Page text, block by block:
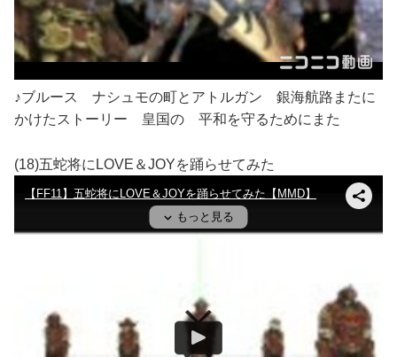
♪ブルース ナシュモの町とアトルガン 銀海航路またに
かけたストーリー 皇国の 平和を守るためにまた
(18)五蛇将にLOVE＆JOYを踊らせてみた